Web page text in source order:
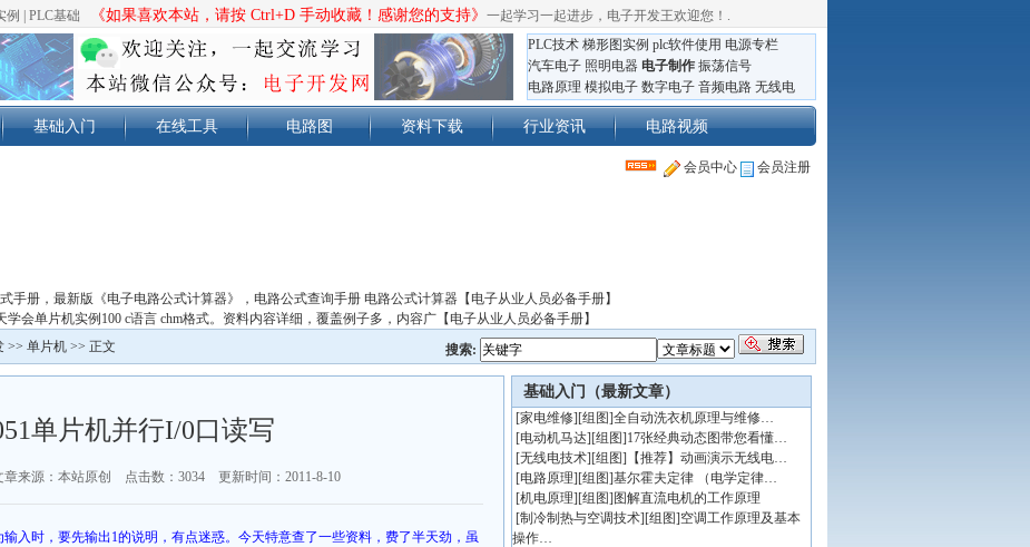
例 PLC基础 《如果喜欢本站，请按 Ctrl+D 手动收藏！感谢您的支持》 一起学习一起进步，电子开发王欢迎您！ .
PLC技术 梯形图实例 plc软件使用 电源专栏
汽车电子 照明电器 电子制作 振荡信号
电路原理 模拟电子 数字电子 音频电路 无线电
基础入门 在线工具 电路图 资料下载 行业资讯 电路视频
会员中心 会员注册
手册，最新版《电子电路公式计算器》，电路公式查询手册 电路公式计算器【电子从业人员必备手册】
会单片机实例100 c语言 chm格式。资料内容详细，覆盖例子多，内容广【电子从业人员必备手册】
搜索:
>> 单片机 >> 正文
单片机并行I/0口读写
来源：本站原创 点击数： 3034 更新时间：2011-8-10
输入时，要先输出1的说明，有点迷惑。今天特意查了一些资料，费了半天劲，虽
基础入门（最新文章）
[家电维修][组图]全自动洗衣机原理与维修…
[电动机马达][组图]17张经典动态图带您看懂…
[无线电技术][组图] 【推荐】动画演示无线电…
[电路原理][组图]基尔霍夫定律 （电学定律…
[机电原理][组图] 图解直流电机的工作原理
[制冷制热与空调技术][组图]空调工作原理及基本
操作…